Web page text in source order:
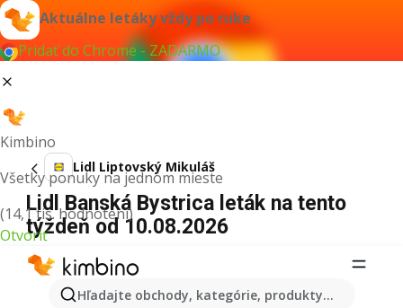
Aktuálne letáky vždy po ruke
Pridať do Chrome - ZADARMO
Kimbino
Všetky ponuky na jednom mieste
(14,1 tis. hodnotení)
Otvoriť
Hľadajte obchody, kategórie, produkty...
Lidl Liptovský Mikuláš
Lidl Banská Bystrica leták na tento
týždeň od 10.08.2026